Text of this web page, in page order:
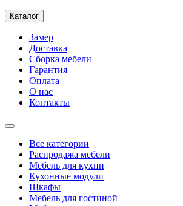
Каталог
Замер
Доставка
Сборка мебели
Гарантия
Оплата
О нас
Контакты
Все категории
Распродажа мебели
Мебель для кухни
Кухонные модули
Шкафы
Мебель для гостиной